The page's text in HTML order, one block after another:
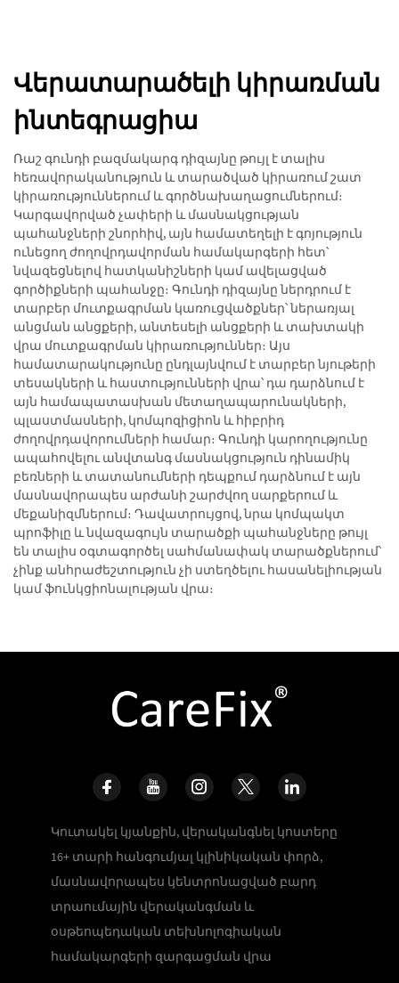
Վերատարածելի կիրառման
ինտեգրացիա
Ռաշ գունդի բազմակարգ դիզայնը թույլ է տալիս
հեռավորականություն և տարածված կիրառում շատ
կիրառություններում և գործնախաղացումներում։
Կարգավորված չափերի և մասնակցության
պահանջների շնորհիվ, այն համատեղելի է գոյություն
ունեցող ժողովրդավորման համակարգերի հետ՝
նվազեցնելով հատկանիշների կամ ավելացված
գործիքների պահանջը։ Գունդի դիզայնը ներդրում է
տարբեր մուտքագրման կառուցվածքներ՝ ներառյալ
անցման անցքերի, անտեսելի անցքերի և տախտակի
վրա մուտքագրման կիրառություններ։ Այս
համատարակությունը ընդլայնվում է տարբեր նյութերի
տեսակների և հաստությունների վրա՝ դա դարձնում է
այն համապատասխան մետաղապարունակների,
պլաստմասների, կոմպոզիցիոն և հիբրիդ
ժողովրդավորումների համար։ Գունդի կարողությունը
ապահովելու անվտանգ մասնակցություն դինամիկ
բեռների և տատանումների դեպքում դարձնում է այն
մասնավորապես արժանի շարժվող սարքերում և
մեքանիզմներում։ Դավատրույցով, նրա կոմպակտ
պրոֆիլը և նվազագույն տարածքի պահանջները թույլ
են տալիս օգտագործել սահմանափակ տարածքներում՝
չինք անհրաժեշտություն չի ստեղծելու հասանելիության
կամ ֆունկցիոնալության վրա։
Կուտակել կյանքին, վերականգնել կոստերը
16+ տարի հանգումյալ կլինիկական փորձ,
մասնավորապես կենտրոնացված բարդ
տրաումային վերականգման և
օսթեոպեդական տեխնոլոգիական
համակարգերի զարգացման վրա